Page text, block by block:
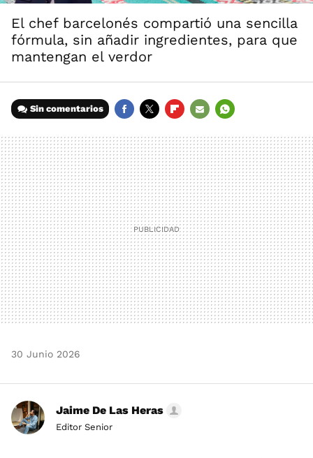
El chef barcelonés compartió una sencilla
fórmula, sin añadir ingredientes, para que
mantengan el verdor
Sin comentarios
MAIL
30 Junio 2026
Jaime De Las Heras
Editor Senior